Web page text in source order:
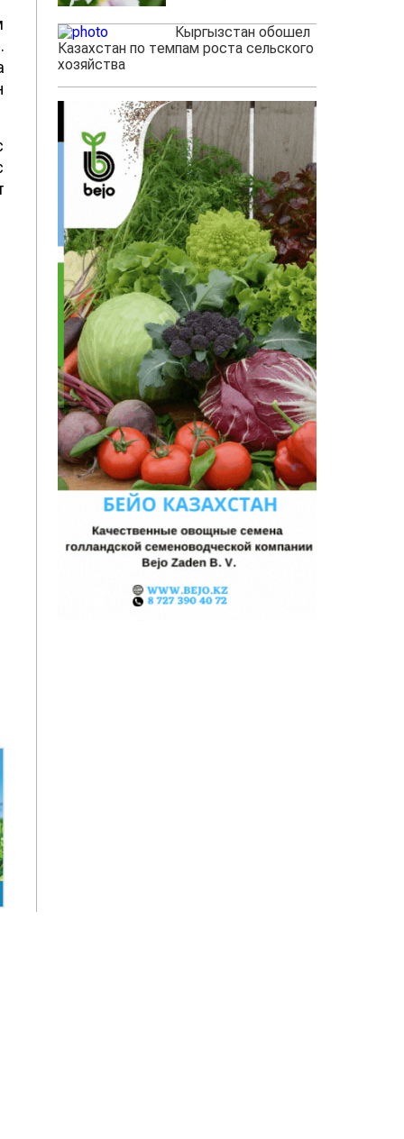
Кыргызстан обошел
Казахстан по темпам роста сельского
хозяйства